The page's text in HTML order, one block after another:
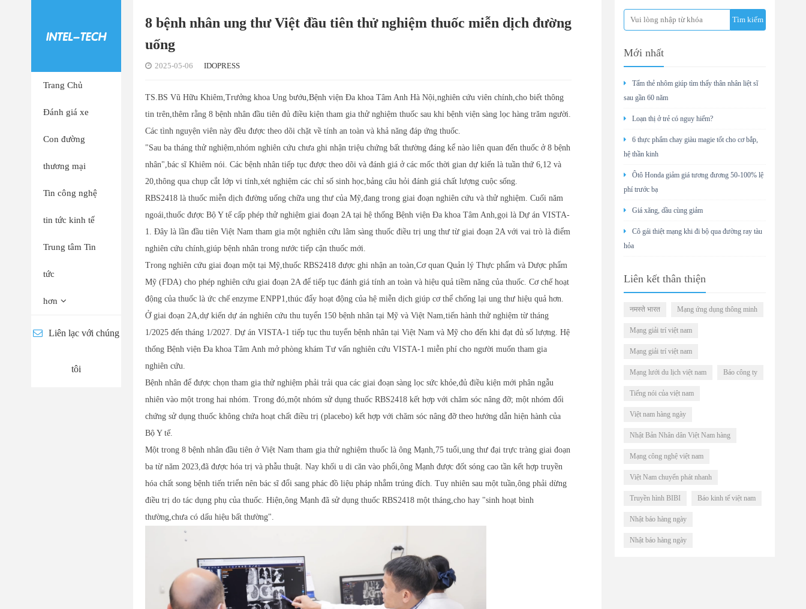
Trang Chủ
Đánh giá xe
Con đường
thương mại
Tin công nghệ
tin tức kinh tế
Trung tâm Tin
tức
hơn
Liên lạc với chúng
tôi
8 bệnh nhân ung thư Việt đầu tiên thử nghiệm thuốc miễn dịch đường
uống
2025-05-06 IDOPRESS
TS.BS Vũ Hữu Khiêm,Trưởng khoa Ung bướu,Bệnh viện Đa khoa Tâm Anh Hà Nội,nghiên cứu viên chính,cho biết thông
tin trên,thêm rằng 8 bệnh nhân đầu tiên đủ điều kiện tham gia thử nghiệm thuốc sau khi bệnh viện sàng lọc hàng trăm người.
Các tình nguyện viên này đều được theo dõi chặt về tính an toàn và khả năng đáp ứng thuốc.
"Sau ba tháng thử nghiệm,nhóm nghiên cứu chưa ghi nhận triệu chứng bất thường đáng kể nào liên quan đến thuốc ở 8 bệnh
nhân",bác sĩ Khiêm nói. Các bệnh nhân tiếp tục được theo dõi và đánh giá ở các mốc thời gian dự kiến là tuần thứ 6,12 và
20,thông qua chụp cắt lớp vi tính,xét nghiệm các chỉ số sinh học,bảng câu hỏi đánh giá chất lượng cuộc sống.
RBS2418 là thuốc miễn dịch đường uống chữa ung thư của Mỹ,đang trong giai đoạn nghiên cứu và thử nghiệm. Cuối năm
ngoái,thuốc được Bộ Y tế cấp phép thử nghiệm giai đoạn 2A tại hệ thống Bệnh viện Đa khoa Tâm Anh,gọi là Dự án VISTA-
1. Đây là lần đầu tiên Việt Nam tham gia một nghiên cứu lâm sàng thuốc điều trị ung thư từ giai đoạn 2A với vai trò là điểm
nghiên cứu chính,giúp bệnh nhân trong nước tiếp cận thuốc mới.
Trong nghiên cứu giai đoạn một tại Mỹ,thuốc RBS2418 được ghi nhận an toàn,Cơ quan Quản lý Thực phẩm và Dược phẩm
Mỹ (FDA) cho phép nghiên cứu giai đoạn 2A để tiếp tục đánh giá tính an toàn và hiệu quả tiềm năng của thuốc. Cơ chế hoạt
động của thuốc là ức chế enzyme ENPP1,thúc đẩy hoạt động của hệ miễn dịch giúp cơ thể chống lại ung thư hiệu quả hơn.
Ở giai đoạn 2A,dự kiến dự án nghiên cứu thu tuyển 150 bệnh nhân tại Mỹ và Việt Nam,tiến hành thử nghiệm từ tháng
1/2025 đến tháng 1/2027. Dự án VISTA-1 tiếp tục thu tuyển bệnh nhân tại Việt Nam và Mỹ cho đến khi đạt đủ số lượng. Hệ
thống Bệnh viện Đa khoa Tâm Anh mở phòng khám Tư vấn nghiên cứu VISTA-1 miễn phí cho người muốn tham gia
nghiên cứu.
Bệnh nhân để được chọn tham gia thử nghiệm phải trải qua các giai đoạn sàng lọc sức khỏe,đủ điều kiện mới phân ngẫu
nhiên vào một trong hai nhóm. Trong đó,một nhóm sử dụng thuốc RBS2418 kết hợp với chăm sóc nâng đỡ; một nhóm đối
chứng sử dụng thuốc không chứa hoạt chất điều trị (placebo) kết hợp với chăm sóc nâng đỡ theo hướng dẫn hiện hành của
Bộ Y tế.
Một trong 8 bệnh nhân đầu tiên ở Việt Nam tham gia thử nghiệm thuốc là ông Mạnh,75 tuổi,ung thư đại trực tràng giai đoạn
ba từ năm 2023,đã được hóa trị và phẫu thuật. Nay khối u di căn vào phổi,ông Mạnh được đốt sóng cao tần kết hợp truyền
hóa chất song bệnh tiến triển nên bác sĩ đổi sang phác đồ liệu pháp nhắm trúng đích. Tuy nhiên sau một tuần,ông phải dừng
điều trị do tác dụng phụ của thuốc. Hiện,ông Mạnh đã sử dụng thuốc RBS2418 một tháng,cho hay "sinh hoạt bình
thường,chưa có dấu hiệu bất thường".
Mới nhất
Tấm thẻ nhôm giúp tìm thấy thân nhân liệt sĩ
sau gần 60 năm
Loạn thị ở trẻ có nguy hiểm?
6 thực phẩm chay giàu magie tốt cho cơ bắp,
hệ thần kinh
Ôtô Honda giảm giá tương đương 50-100% lệ
phí trước bạ
Giá xăng, dầu cùng giảm
Cô gái thiệt mạng khi đi bộ qua đường ray tàu
hỏa
Liên kết thân thiện
नमस्ते भारत Mạng ứng dụng thông minh
Mạng giải trí việt nam
Mạng giải trí việt nam
Mạng lưới du lịch việt nam Báo công ty
Tiếng nói của việt nam
Việt nam hàng ngày
Nhật Bản Nhân dân Việt Nam hàng
Mạng công nghệ việt nam
Việt Nam chuyển phát nhanh
Truyền hình BIBI Báo kinh tế việt nam
Nhật báo hàng ngày
Nhật báo hàng ngày